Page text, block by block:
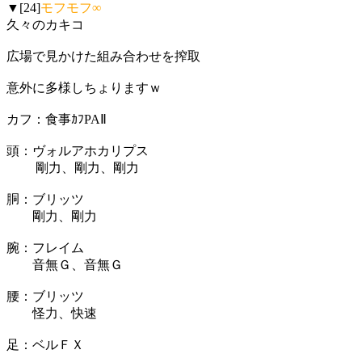
▼[24]モフモフ∞
久々のカキコ
広場で見かけた組み合わせを搾取
意外に多様しちょりますｗ
カフ：食事ｶﾌPAⅡ
頭：ヴォルアホカリプス
剛力、剛力、剛力
胴：ブリッツ
剛力、剛力
腕：フレイム
音無Ｇ、音無Ｇ
腰：ブリッツ
怪力、快速
足：ベルＦＸ